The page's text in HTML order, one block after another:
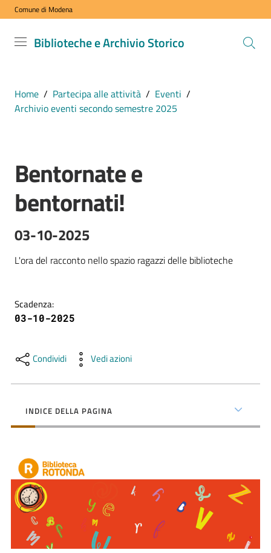
Vai al contenuto
Vai alla navigazione
Vai al footer
Comune di Modena
Biblioteche e Archivio Storico
Biblioteche
COMUNE DI
MODENA
i
nostri
spazi
ESPLORA
i
SCOPRI
servizi
alle
attività
UTILIZZA
i
servizi
online
Home / Partecipa alle attività / Eventi /
Archivio eventi secondo semestre 2025
Salta al contenuto
Bentornate e
bentornati!
03-10-2025
L'ora del racconto nello spazio ragazzi delle biblioteche
Scadenza:
03-10-2025
Condividi Vedi azioni
INDICE DELLA PAGINA